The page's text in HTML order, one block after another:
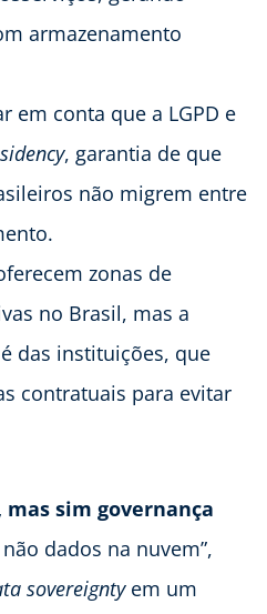
armazenamento
em conta que a LGPD e
, garantia de que
não migrem entre
zonas de
no Brasil, mas a
das instituições, que
contratuais para evitar
mas sim governança
dados na nuvem”,
sovereigntyem um